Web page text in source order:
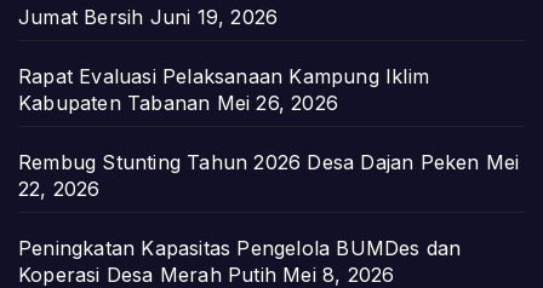
Jumat Bersih Juni 19, 2026
Rapat Evaluasi Pelaksanaan Kampung Iklim
Kabupaten Tabanan Mei 26, 2026
Rembug Stunting Tahun 2026 Desa Dajan Peken Mei
22, 2026
Peningkatan Kapasitas Pengelola BUMDes dan
Koperasi Desa Merah Putih Mei 8, 2026